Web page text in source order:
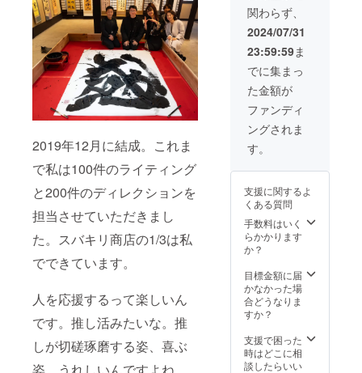
2019年12月に結成。これま
で私は100件のライティング
と200件のディレクションを
担当させていただきまし
た。スバキリ商店の1/3は私
でできています。
人を応援するって楽しいん
です。推し活みたいな。推
しが切磋琢磨する姿、喜ぶ
「オリ
ジナル
オー
ダー希
望」を
お選び
くださ
い。 ※
送料込
みのお
オー
ダー希
望の場
合、詳
細は
メール
せてい
ただき
ます。
オリジ
ナル
オー
ダー作
品承り
ます。
※選択肢
より
「現
物」ま
ジナル
オー
ダー希
望」を
お選び
くださ
みのお
値段で
す。 ※
望の場
合、詳
細は
その
他：現
物、ま
たは、
こちら
の作品
相当の
オリジ
ナル
オー
ます。
※選択肢
より
「現
物」ま
たは
オー
ダー希
望」を
い。 ※
送料込
みのお
(5文字
以上は
がんば
ればな
んと
か‥) 座
右の名
や四字
熟語、
自分の
ち歩い
さい。
写真映
えしま
す！
迷った
にして
くださ
い。 素
材：紙
イズ：
18cm×
30cm ※
関わらず、
2024/07/31
23:59:59ま
でに集まっ
た金額が
ファンディ
ングされま
す。
支援に関するよ
くある質問
手数料はいく
らかかります
か？
目標金額に届
かなかった場
合どうなりま
すか？
支援で困った
時はどこに相
談したらいい